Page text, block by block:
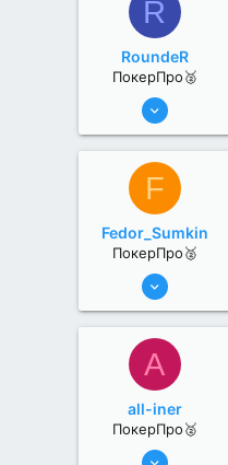
R
RoundeR
ПокерПро🥈
6 Июн 2022
2
F
Fedor_Sumkin
ПокерПро🥈
6 Июн 2022
0
A
all-iner
ПокерПро🥈
6 Июн 2022